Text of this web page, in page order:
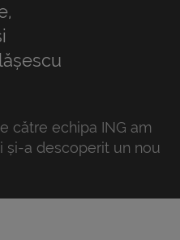
către echipa ING am
și-a descoperit un nou